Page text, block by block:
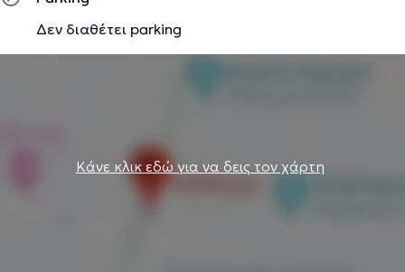
Δεν διαθέτει parking
Κάνε κλικ εδώ για να δεις τον χάρτη